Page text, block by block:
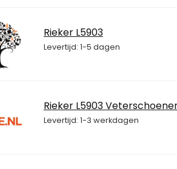
Rieker L5903
Levertijd: 1-5 dagen
Rieker L5903
Levertijd: 1-3 werkdagen